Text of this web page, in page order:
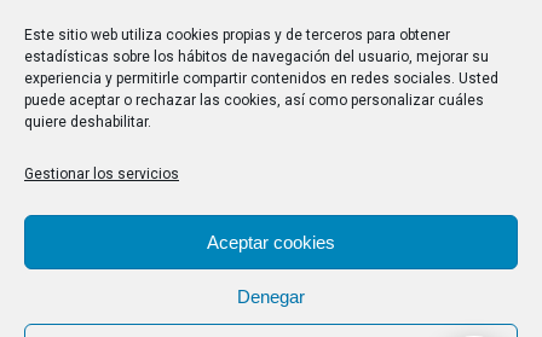
Este sitio web utiliza cookies propias y de terceros para obtener
estadísticas sobre los hábitos de navegación del usuario, mejorar su
experiencia y permitirle compartir contenidos en redes sociales. Usted
puede aceptar o rechazar las cookies, así como personalizar cuáles
quiere deshabilitar.
Gestionar los servicios
Aceptar cookies
Denegar